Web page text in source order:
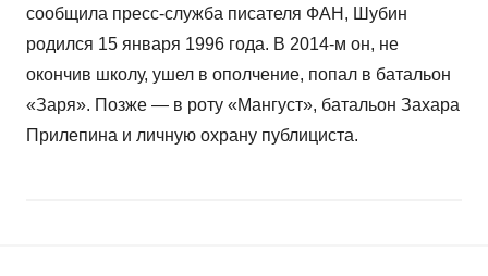
сообщила пресс-служба писателя ФАН, Шубин
родился 15 января 1996 года. В 2014-м он, не
окончив школу, ушел в ополчение, попал в батальон
«Заря». Позже — в роту «Мангуст», батальон Захара
Прилепина и личную охрану публициста.